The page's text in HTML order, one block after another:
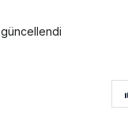
güncellendi